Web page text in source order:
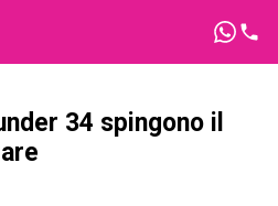
34 spingono il